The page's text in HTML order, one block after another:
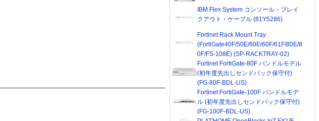
IBM Flex System コンソール・ブレイ
クアウト・ケーブル (81Y5286)
Fortinet Rack Mount Tray
(FortiGate40F/50E/60E/60F/61F/80E/8
0F/FS-108E) (SP-RACKTRAY-02)
Fortinet FortiGate-80F バンドルモデル
(初年度先出しセンドバック保守付)
(FG-80F-BDL-US)
Fortinet FortiGate-100F バンドルモデ
ル (初年度先出しセンドバック保守付)
(FG-100F-BDL-US)